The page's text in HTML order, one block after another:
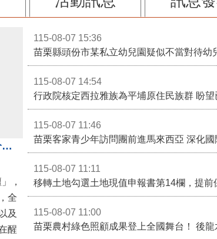
苗栗縣長鍾東錦受邀演講 「苗栗甦醒」分享近年轉變
，
全
及
醒
115-08-07 15:36
苗栗縣頭份市某私立幼兒園疑似不當對待幼
115-08-07 14:54
115-08-07 11:46
苗栗客家青少年訪問團前進馬來西亞 深化
115-08-07 11:11
移轉土地勾選土地現值申報書第14欄，提前
115-08-07 11:00